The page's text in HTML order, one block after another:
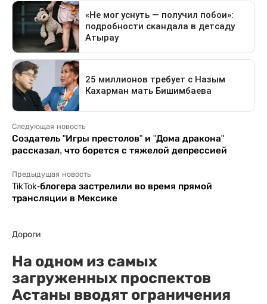
Следующая новость
Создатель "Игры престолов" и "Дома дракона"
рассказал, что борется с тяжелой депрессией
Предыдущая новость
TikTok-блогера застрелили во время прямой
трансляции в Мексике
Дороги
На одном из самых
загруженных проспектов
Астаны вводят ограничения